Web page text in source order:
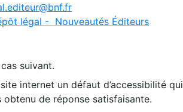
légal - Nouveautés Éditeurs
suivant.
internet un défaut d’accessibilité
de réponse satisfaisante.